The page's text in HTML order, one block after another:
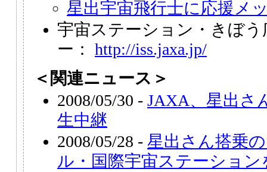
星出宇宙飛行士に応援メ
宇宙ステーション・きぼ
ー： http://iss.jaxa.jp/
＜関連ニュース＞
2008/05/30 - JAXA、星出さ
生中継
2008/05/28 - 星出さん搭乗
ル・国際宇宙ステーショ